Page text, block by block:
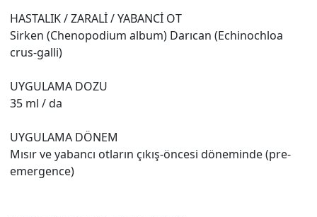
HASTALIK / ZARALİ / YABANCİ OT
Sirken (Chenopodium album) Darıcan (Echinochloa
crus-galli)
UYGULAMA DOZU
35 ml / da
UYGULAMA DÖNEM
Mısır ve yabancı otların çıkış-öncesi döneminde (pre-
emergence)